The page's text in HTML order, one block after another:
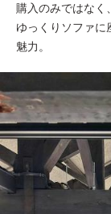
購入のみではな
ゆっくりソファに
魅力。